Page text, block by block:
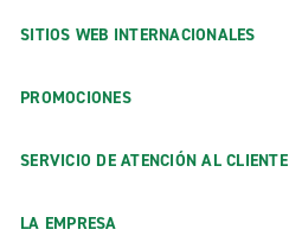
SITIOS WEB INTERNACIONALES
PROMOCIONES
SERVICIO DE ATENCIÓN AL CLIENTE
LA EMPRESA